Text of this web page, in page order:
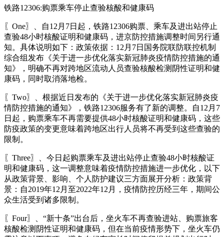
铁路12306:购票乘车停止查验核酸和健康码
〖One〗、自12月7日起，铁路12306购票、乘车及进出站停止
查验48小时核酸证明和健康码，进京防控措施调整时间另行通
知。具体说明如下：政策依据：12月7日国务院联防联控机制
综合组发布《关于进一步优化落实新冠肺炎疫情防控措施的通
知》，明确不再对跨地区流动人员查验核酸检测阴性证明和健
康码，同时取消落地检。
〖Two〗、根据近日发布的《关于进一步优化落实新冠肺炎疫
情防控措施的通知》，铁路12306服务有了新的调整。自12月7
日起，购票乘车不再需要提供48小时核酸证明和健康码，这些
防疫政策的变更意味着跨地区出行人员将不再受到这些查验的
限制。
〖Three〗、今日起购票乘车及进出站停止查验48小时核酸证
明和健康码，这一调整意味着疫情防控措施进一步优化，以下
从政策背景、影响、个人防护建议三方面展开分析：政策背
景：自2019年12月至2022年12月，疫情防控历经三年，期间公
众生活受到诸多限制。
〖Four〗、“新十条”出台后，坐火车不再查验进站、购票旅客
核酸检测阴性证明和健康码，但在当前疫情形势下，坐火车仍